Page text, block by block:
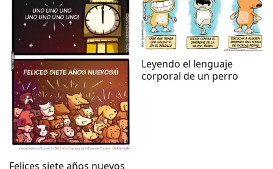
Felices siete años nuevos
Leyendo el lenguaje
corporal de un perro